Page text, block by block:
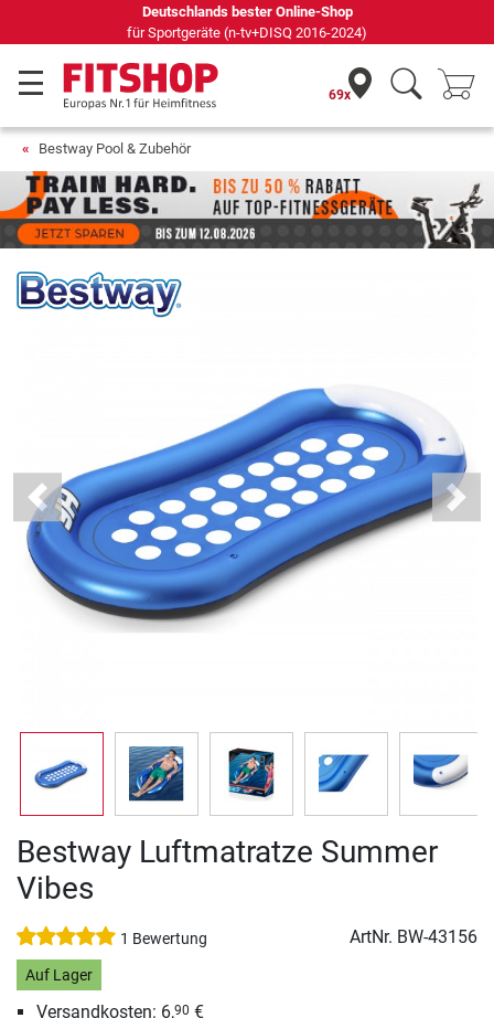
Deutschlands bester Online-Shop
für Sportgeräte (n-tv+DISQ 2016-2024)
69x
Bestway Pool & Zubehör
Previous Next
Bestway Luftmatratze Summer
Vibes
1 Bewertung ArtNr. BW-43156
Auf Lager
Versandkosten: 6,90 €